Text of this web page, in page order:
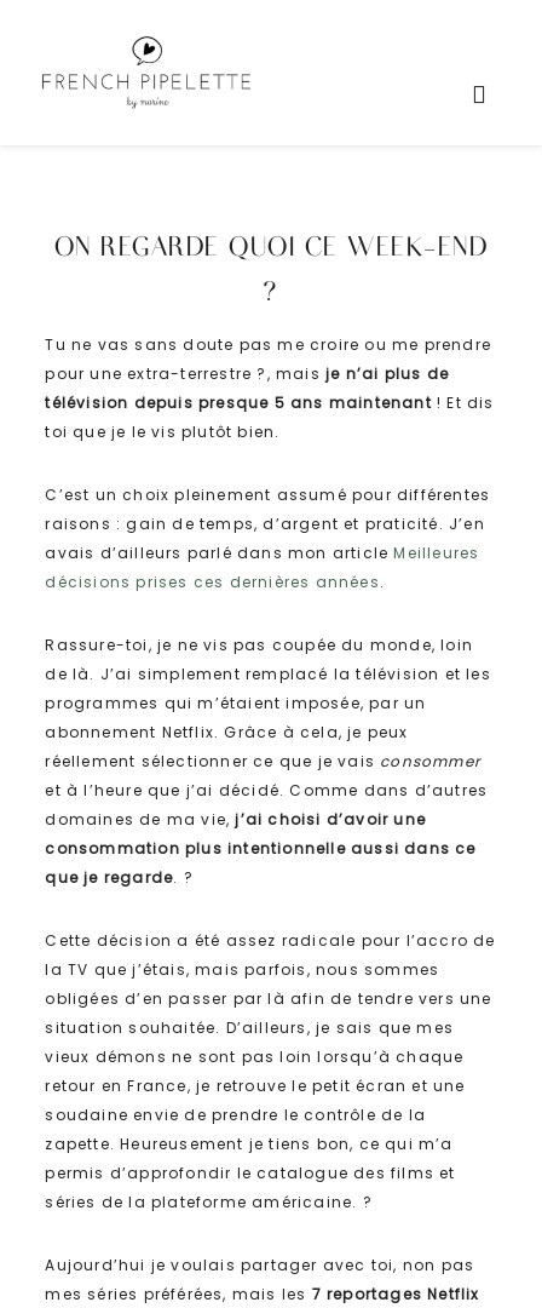
ON REGARDE QUOI CE WEEK-END
?
Tu ne vas sans doute pas me croire ou me prendre
pour une extra-terrestre ?, mais je n’ai plus de
télévision depuis presque 5 ans maintenant! Et dis
toi que je le vis plutôt bien.
C’est un choix pleinement assumé pour différentes
raisons : gain de temps, d’argent et praticité. J’en
avais d’ailleurs parlé dans mon articleMeilleures
décisions prises ces dernières années.
Rassure-toi, je ne vis pas coupée du monde, loin
de là. J’ai simplement remplacé la télévision et les
programmes qui m’étaient imposée, par un
abonnement Netflix. Grâce à cela, je peux
réellement sélectionner ce que je vais consommer
et à l’heure que j’ai décidé. Comme dans d’autres
domaines de ma vie,j’ai choisi d’avoir une
consommation plus intentionnelle aussi dans ce
que je regarde. ?
Cette décision a été assez radicale pour l’accro de
la TV que j’étais, mais parfois, nous sommes
obligées d’en passer par là afin de tendre vers une
situation souhaitée. D’ailleurs, je sais que mes
vieux démons ne sont pas loin lorsqu’à chaque
retour en France, je retrouve le petit écran et une
soudaine envie de prendre le contrôle de la
zapette. Heureusement je tiens bon, ce qui m’a
permis d’approfondir le catalogue des films et
séries de la plateforme américaine. ?
Aujourd’hui je voulais partager avec toi, non pas
mes séries préférées, mais les 7 reportages Netflix